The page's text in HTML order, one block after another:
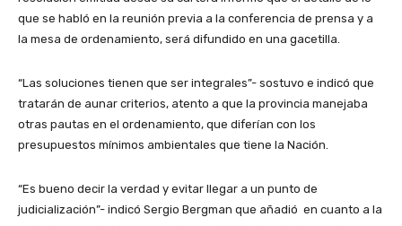
que se habló en la reunión previa a la conferencia de prensa y a
la mesa de ordenamiento, será difundido en una gacetilla.
“Las soluciones tienen que ser integrales”- sostuvo e indicó que
tratarán de aunar criterios, atento a que la provincia manejaba
otras pautas en el ordenamiento, que diferían con los
presupuestos mínimos ambientales que tiene la Nación.
“Es bueno decir la verdad y evitar llegar a un punto de
judicialización”- indicó Sergio Bergman que añadió en cuanto a la